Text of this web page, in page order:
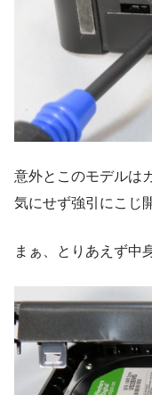
意外とこのモデルは
気にせず強引にこじ
まぁ、とりあえず中